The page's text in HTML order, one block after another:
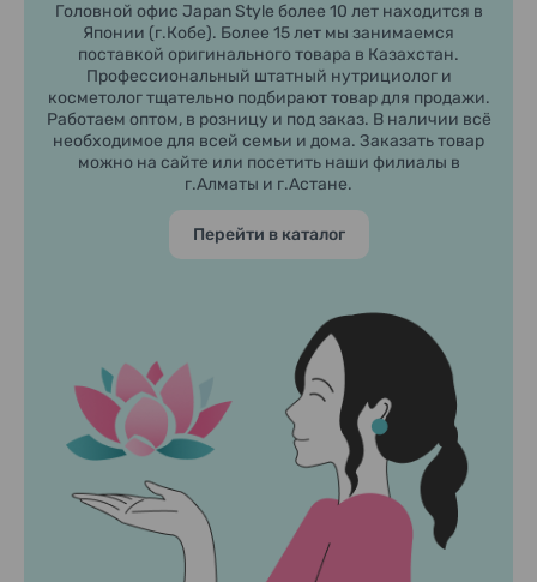
Головной офис Japan Style более 10 лет находится в
Японии (г.Кобе). Более 15 лет мы занимаемся
поставкой оригинального товара в Казахстан.
Профессиональный штатный нутрициолог и
косметолог тщательно подбирают товар для продажи.
Работаем оптом, в розницу и под заказ. В наличии всё
необходимое для всей семьи и дома. Заказать товар
можно на сайте или посетить наши филиалы в
г.Алматы и г.Астане.
Перейти в каталог